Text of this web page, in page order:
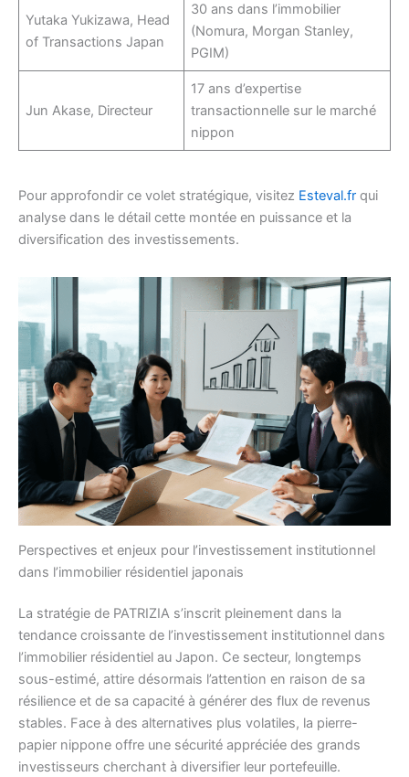
Yutaka Yukizawa, Head
of Transactions Japan
30 ans dans l’immobilier
(Nomura, Morgan Stanley,
PGIM)
Jun Akase, Directeur
17 ans d’expertise
transactionnelle sur le marché
nippon
Pour approfondir ce volet stratégique, visitez Esteval.fr qui
analyse dans le détail cette montée en puissance et la
diversification des investissements.
Perspectives et enjeux pour l’investissement institutionnel
dans l’immobilier résidentiel japonais
La stratégie de PATRIZIA s’inscrit pleinement dans la
tendance croissante de l’investissement institutionnel dans
l’immobilier résidentiel au Japon. Ce secteur, longtemps
sous-estimé, attire désormais l’attention en raison de sa
résilience et de sa capacité à générer des flux de revenus
stables. Face à des alternatives plus volatiles, la pierre-
papier nippone offre une sécurité appréciée des grands
investisseurs cherchant à diversifier leur portefeuille.